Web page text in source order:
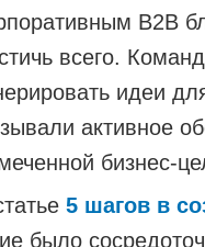
B2B
всего.
идеи
активное
бизнес-
5 шагов в
было